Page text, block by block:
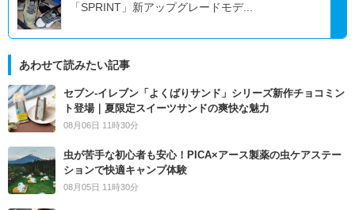
「SPRINT」新アップグレードモデ...
あわせて読みたい記事
セブン‐イレブン「よくばりサンド」シリーズ新作チョコミン
ト登場｜夏限定スイーツサンドの爽快な魅力
08月06日 11時30分
虫が苦手な初心者も安心！PICA×アース製薬の虫ケアステー
ションで快適キャンプ体験
08月05日 11時30分